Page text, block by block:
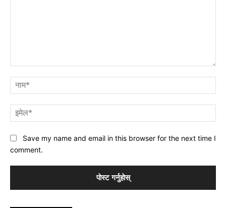
Save my name and email in this browser for the next time I
comment.